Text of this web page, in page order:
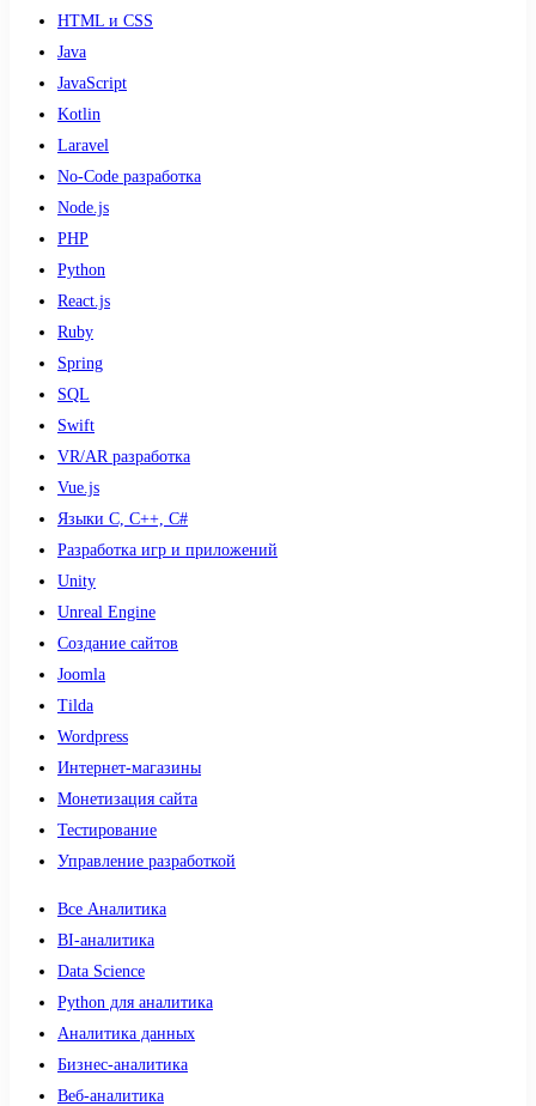
HTML и CSS
Java
JavaScript
Kotlin
Laravel
No-Code разработка
Node.js
PHP
Python
React.js
Ruby
Spring
SQL
Swift
VR/AR разработка
Vue.js
Языки С, С++, С#
Разработка игр и приложений
Unity
Unreal Engine
Создание сайтов
Joomla
Tilda
Wordpress
Интернет-магазины
Монетизация сайта
Тестирование
Управление разработкой
Все Аналитика
BI-аналитика
Data Science
Python для аналитика
Аналитика данных
Бизнес-аналитика
Веб-аналитика